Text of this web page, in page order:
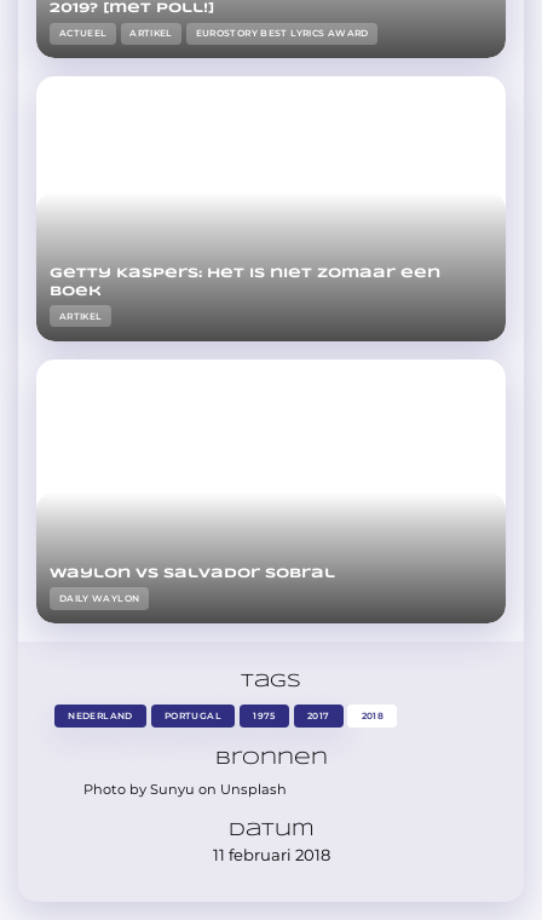
2019? [met poll!]
ACTUEEL ARTIKEL EUROSTORY BEST LYRICS AWARD
Getty Kaspers: Het is niet zomaar een
boek
ARTIKEL
Waylon vs Salvador Sobral
DAILY WAYLON
Tags
NEDERLAND PORTUGAL 1975 2017 2018
Bronnen
Photo by Sunyu on Unsplash
Datum
11 februari 2018